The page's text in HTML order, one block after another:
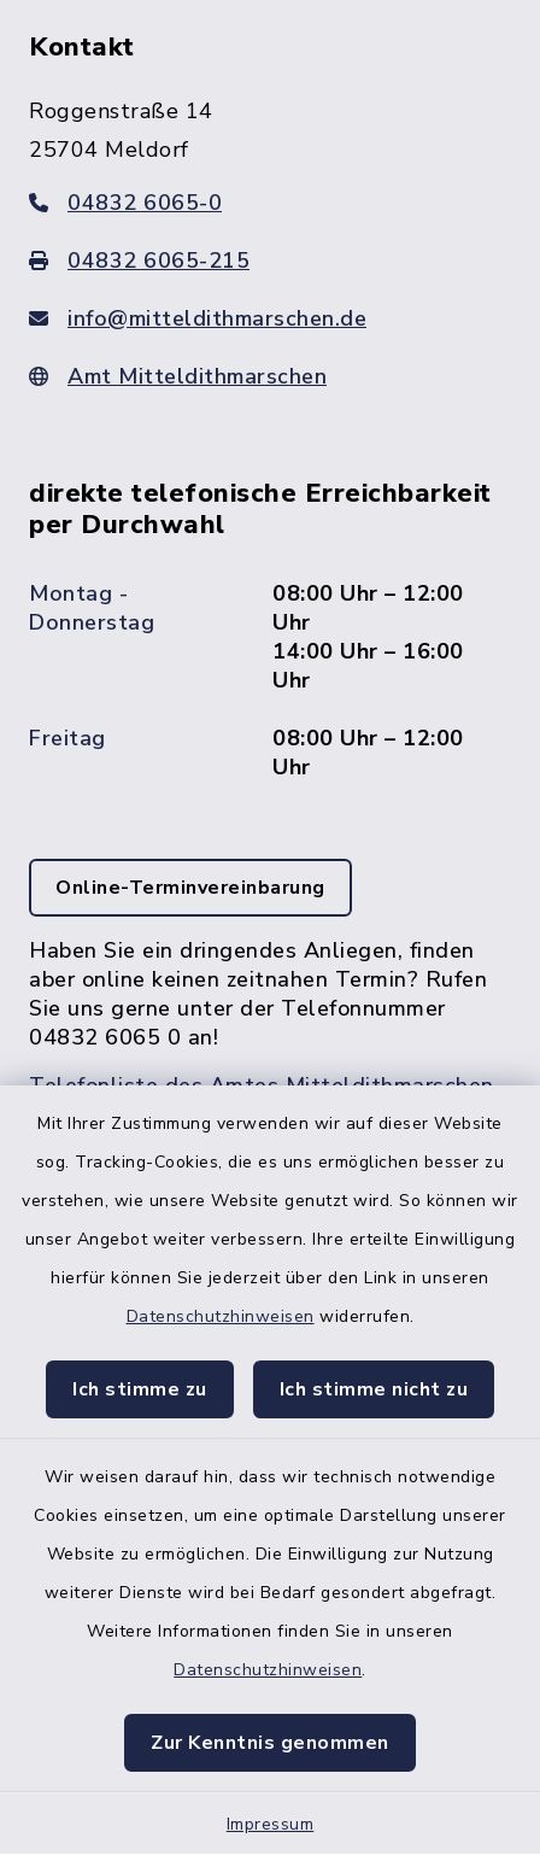
Mit Ihrer Zustimmung verwenden wir auf dieser Website
sog. Tracking-Cookies, die es uns ermöglichen besser zu
verstehen, wie unsere Website genutzt wird. So können wir
unser Angebot weiter verbessern. Ihre erteilte Einwilligung
hierfür können Sie jederzeit über den Link in unseren
Datenschutzhinweisen widerrufen.
Ich stimme zu Ich stimme nicht zu
Wir weisen darauf hin, dass wir technisch notwendige
Cookies einsetzen, um eine optimale Darstellung unserer
Website zu ermöglichen. Die Einwilligung zur Nutzung
weiterer Dienste wird bei Bedarf gesondert abgefragt.
Weitere Informationen finden Sie in unseren
Datenschutzhinweisen.
Zur Kenntnis genommen
Impressum
Kontakt
Roggenstraße 14
25704 Meldorf
04832 6065-0
04832 6065-215
info@mitteldithmarschen.de
Amt Mitteldithmarschen
direkte telefonische Erreichbarkeit
per Durchwahl
Montag -
Donnerstag
08:00 Uhr – 12:00
Uhr
14:00 Uhr – 16:00
Uhr
Freitag
08:00 Uhr – 12:00
Uhr
Online-Terminvereinbarung
Haben Sie ein dringendes Anliegen, finden
aber online keinen zeitnahen Termin? Rufen
Sie uns gerne unter der Telefonnummer
04832 6065 0 an!
Telefonliste des Amtes Mitteldithmarschen
facebook
Bankverbindung der Amtskasse
Barrierefreiheit
Impressum
Sitemap